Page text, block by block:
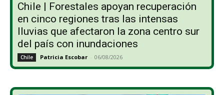
Chile | Forestales apoyan recuperación
en cinco regiones tras las intensas
lluvias que afectaron la zona centro sur
del país con inundaciones
Chile Patricia Escobar - 06/08/2026